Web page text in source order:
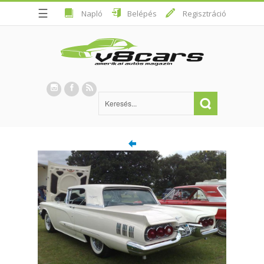
☰ Napló Belépés Regisztráció